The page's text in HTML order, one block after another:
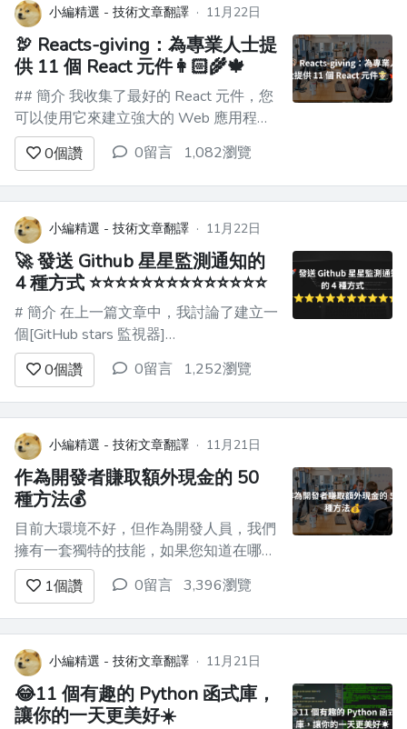
喜歡在 Windows 中進行開發。這是為什
麼？...
小編精選 - 技術文章翻譯 · 11月22日
🦃 Reacts-giving：為專業人士提
供 11 個 React 元件👩🏻‍🌾🍁
## 簡介 我收集了最好的 React 元件，您
可以使用它來建立強大的 Web 應用程
式。 每個都有自己的味道。 別忘了表達
你的支持🌟 現在，讓我們仔細閱讀這段
程式碼！ 🍽️ ![圖片描述](https://dev-to-
uploads.s3.amazonaws.com...
0個讚 0留言 1,082瀏覽
小編精選 - 技術文章翻譯 · 11月22日
🚀 發送 Github 星星監測通知的
4 種方式 ⭐️⭐️⭐️⭐️⭐️⭐️⭐️⭐️⭐️⭐️⭐️⭐️⭐️⭐️
# 簡介 在上一篇文章中，我討論了建立一
個[GitHub stars 監視器]
(https://dev.to/triggerdotdev/take-
nextjs-to-the-next-level-create-a-
github-stars-monitor-130a)。 在這篇文
章中，我...
0個讚 0留言 1,252瀏覽
小編精選 - 技術文章翻譯 · 11月21日
作為開發者賺取額外現金的 50
種方法💰
目前大環境不好，但作為開發人員，我們
擁有一套獨特的技能，如果您知道在哪裡
尋找，這些技能的需求量很大！ 這篇文
章簡要概述了 50 個作為開發人員可以用
來賺取額外收入的副業 --- ### 1. 銷售注
意力 基於參與度的收入是指您將根據使
用者在您的網站、個人資料或消費您的內
容上花...
1個讚 0留言 3,396瀏覽
小編精選 - 技術文章翻譯 · 11月21日
😂11 個有趣的 Python 函式庫，
讓你的一天更美好☀️